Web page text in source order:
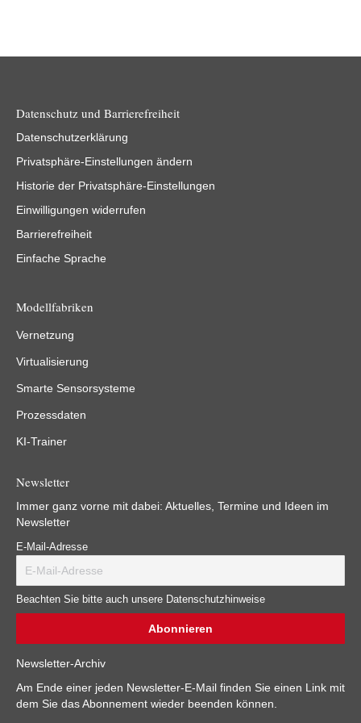
Datenschutz und Barrierefreiheit
Datenschutzerklärung
Privatsphäre-Einstellungen ändern
Historie der Privatsphäre-Einstellungen
Einwilligungen widerrufen
Barrierefreiheit
Einfache Sprache
Modellfabriken
Vernetzung
Virtualisierung
Smarte Sensorsysteme
Prozessdaten
KI-Trainer
Newsletter
Immer ganz vorne mit dabei: Aktuelles, Termine und Ideen im
Newsletter
E-Mail-Adresse
Beachten Sie bitte auch unsere Datenschutzhinweise
Newsletter-Archiv
Am Ende einer jeden Newsletter-E-Mail finden Sie einen Link mit
dem Sie das Abonnement wieder beenden können.